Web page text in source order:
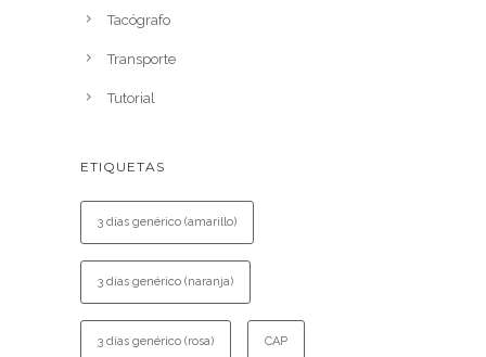
Tacógrafo
Transporte
Tutorial
ETIQUETAS
3 días genérico (amarillo)
3 días genérico (naranja)
3 días genérico (rosa) CAP